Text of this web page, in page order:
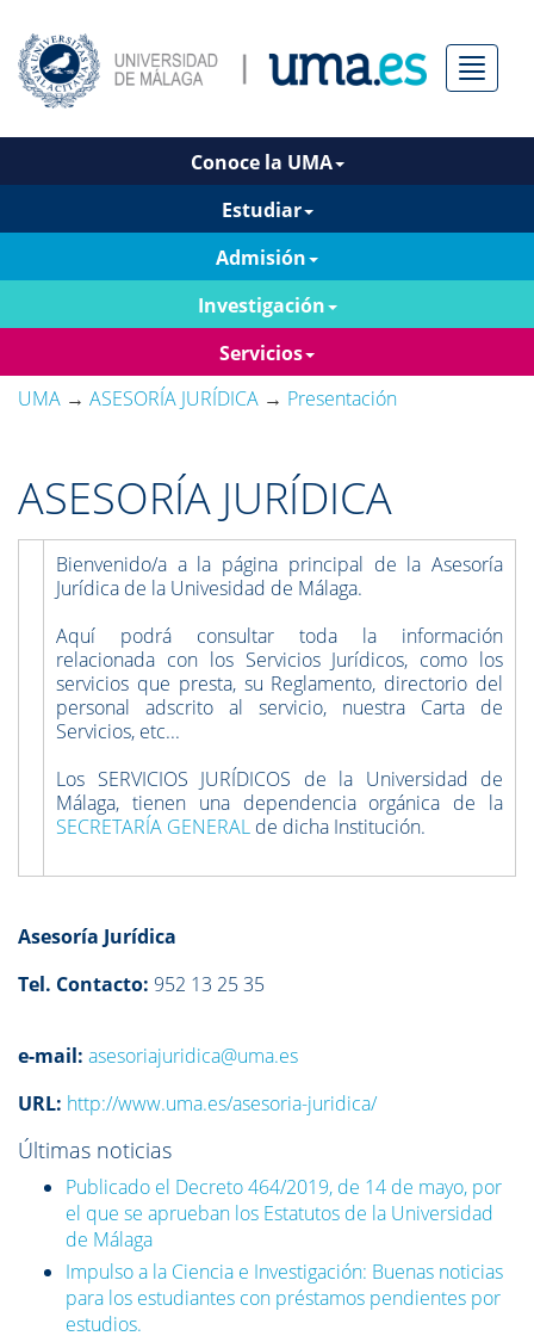
Menú
Conoce la UMA
Estudiar
Admisión
Investigación
Servicios
UMA → ASESORÍA JURÍDICA → Presentación
ASESORÍA JURÍDICA
Bienvenido/a a la página principal de la Asesoría
Jurídica de la Univesidad de Málaga.
Aquí podrá consultar toda la información
relacionada con los Servicios Jurídicos, como los
servicios que presta, su Reglamento, directorio del
personal adscrito al servicio, nuestra Carta de
Servicios, etc...
Los SERVICIOS JURÍDICOS de la Universidad de
Málaga, tienen una dependencia orgánica de la
SECRETARÍA GENERAL de dicha Institución.
Asesoría Jurídica
Tel. Contacto: 952 13 25 35
e-mail: asesoriajuridica@uma.es
URL: http://www.uma.es/asesoria-juridica/
Últimas noticias
Publicado el Decreto 464/2019, de 14 de mayo, por
el que se aprueban los Estatutos de la Universidad
de Málaga
Impulso a la Ciencia e Investigación: Buenas noticias
para los estudiantes con préstamos pendientes por
estudios.